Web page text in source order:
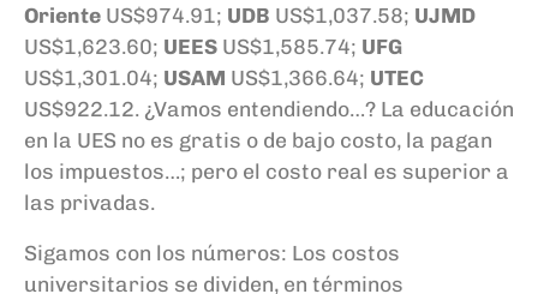
Oriente US$974.91; UDB US$1,037.58; UJMD
US$1,623.60; UEES US$1,585.74; UFG
US$1,301.04; USAM US$1,366.64; UTEC
US$922.12. ¿Vamos entendiendo…? La educación
en la UES no es gratis o de bajo costo, la pagan
los impuestos…; pero el costo real es superior a
las privadas.
Sigamos con los números: Los costos
universitarios se dividen, en términos